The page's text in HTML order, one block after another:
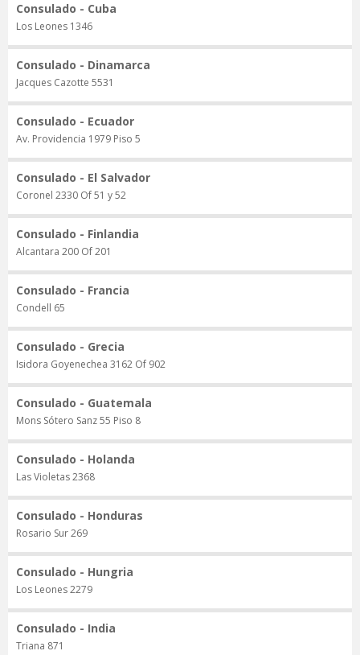
Consulado - Cuba
Los Leones 1346
Consulado - Dinamarca
Jacques Cazotte 5531
Consulado - Ecuador
Av. Providencia 1979 Piso 5
Consulado - El Salvador
Coronel 2330 Of 51 y 52
Consulado - Finlandia
Alcantara 200 Of 201
Consulado - Francia
Condell 65
Consulado - Grecia
Isidora Goyenechea 3162 Of 902
Consulado - Guatemala
Mons Sótero Sanz 55 Piso 8
Consulado - Holanda
Las Violetas 2368
Consulado - Honduras
Rosario Sur 269
Consulado - Hungria
Los Leones 2279
Consulado - India
Triana 871